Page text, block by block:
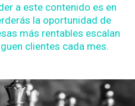
a este contenido es en
la oportunidad de
más rentables escalan
clientes cada mes.